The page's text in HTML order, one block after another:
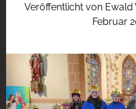
Veröffentlicht von Ewald
Februar